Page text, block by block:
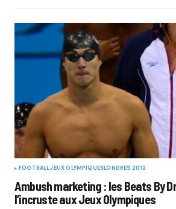
FOOTBALLJEUX OLYMPIQUESLONDRES 2012
Ambush marketing : les Beats By
l’incruste aux Jeux Olympiques